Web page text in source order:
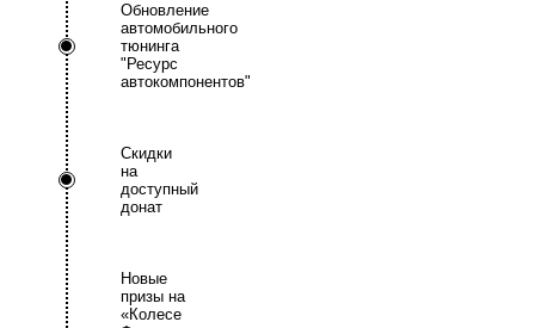
Обновление
автомобильного
тюнинга
"Ресурс
автокомпонентов"
Скидки
на
доступный
донат
Новые
призы на
«Колесе